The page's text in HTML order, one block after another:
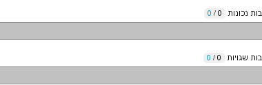
נכונות 0
/
0
שגויות 0
/
0